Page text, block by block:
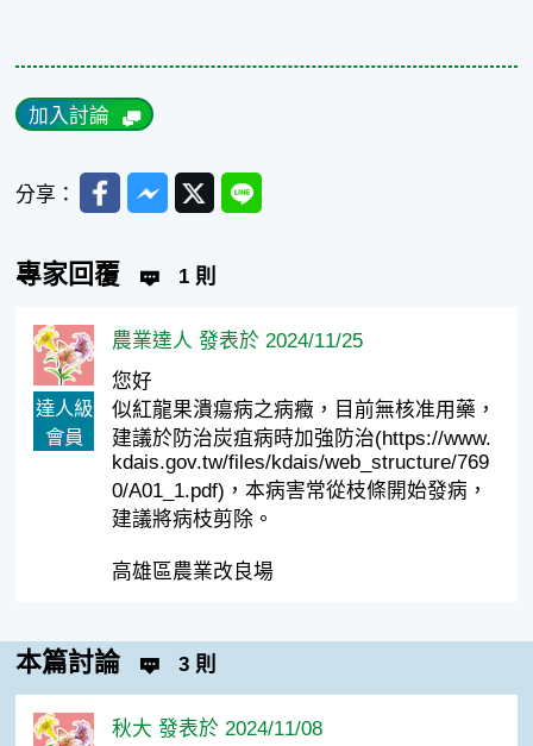
加入討論
分享： FacebookMessenger
TwitterLine
專家回覆 1 則
達人級
會員
農業達人 發表於 2024/11/25
您好
似紅龍果潰瘍病之病癥，目前無核准用藥，
建議於防治炭疽病時加強防治(https://www.
kdais.gov.tw/files/kdais/web_structure/769
0/A01_1.pdf)，本病害常從枝條開始發病，
建議將病枝剪除。
高雄區農業改良場
本篇討論 3 則
秋大 發表於 2024/11/08